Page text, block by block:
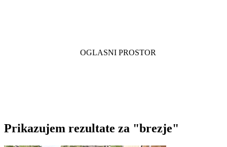
Prikazujem rezultate za "brezje"